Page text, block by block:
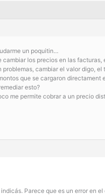
un poquitin…
cambiar los precios en las
problemas, cambiar el valor digo,
que se cargaron directament
esto?
me permite cobrar a un precio
Parece que es un error en